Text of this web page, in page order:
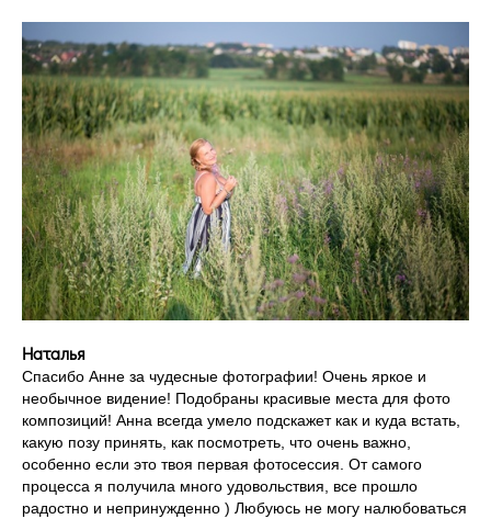
Наталья
Спасибо Анне за чудесные фотографии! Очень яркое и
необычное видение! Подобраны красивые места для фото
композиций! Анна всегда умело подскажет как и куда встать,
какую позу принять, как посмотреть, что очень важно,
особенно если это твоя первая фотосессия. От самого
процесса я получила много удовольствия, все прошло
радостно и непринужденно ) Любуюсь не могу налюбоваться